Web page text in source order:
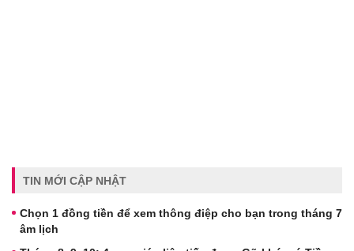
TIN MỚI CẬP NHẬT
Chọn 1 đồng tiền để xem thông điệp cho bạn trong tháng 7
âm lịch